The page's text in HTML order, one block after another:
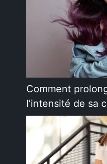
Comment
l’intensité de sa